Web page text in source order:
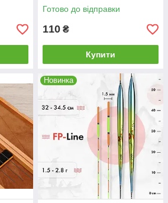
Готово до відправки
110 ₴
Купити
Новинка